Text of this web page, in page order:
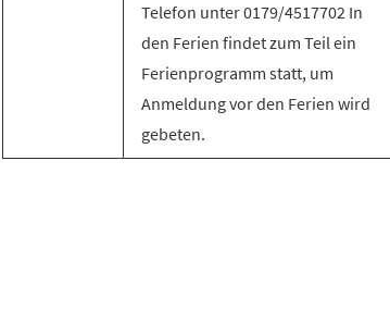
Telefon unter 0179/4517702 In
den Ferien findet zum Teil ein
Ferienprogramm statt, um
Anmeldung vor den Ferien wird
gebeten.